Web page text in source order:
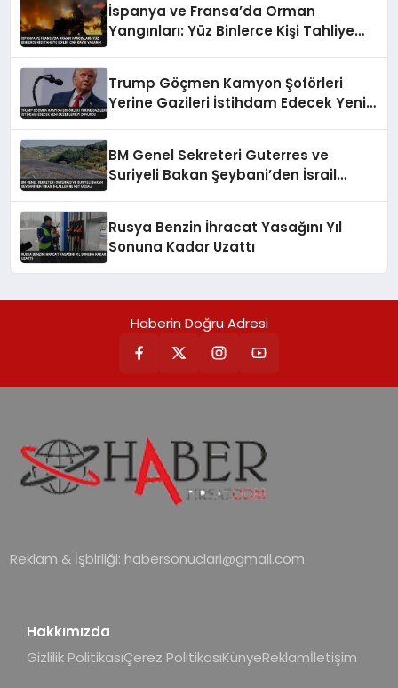
İspanya ve Fransa’da Orman
Yangınları: Yüz Binlerce Kişi Tahliye
Trump Göçmen Kamyon Şoförleri
Yerine Gazileri İstihdam Edecek Yeni
BM Genel Sekreteri Guterres ve
Suriyeli Bakan Şeybani’den İsrail
Rusya Benzin İhracat Yasağını Yıl
Sonuna Kadar Uzattı
Haberin Doğru Adresi
Reklam & İşbirliği: habersonuclari@gmail.com
Hakkımızda
Gizlilik PolitikasıÇerez PolitikasıKünyeReklamİletişim